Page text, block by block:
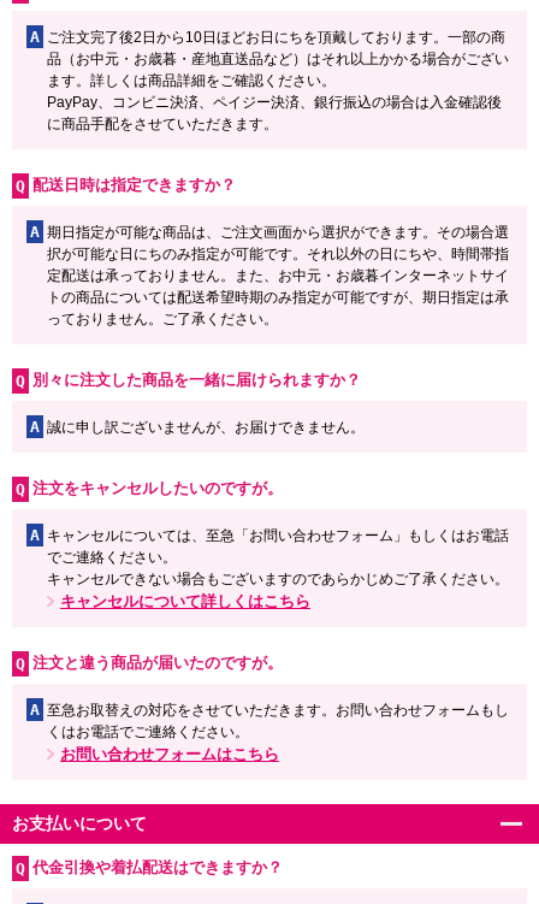
A ご注文完了後2日から10日ほどお日にちを頂戴しております。一部の商
品（お中元・お歳暮・産地直送品など）はそれ以上かかる場合がござい
ます。詳しくは商品詳細をご確認ください。
PayPay、コンビニ決済、ペイジー決済、銀行振込の場合は入金確認後
に商品手配をさせていただきます。
配送日時は指定できますか？
A 期日指定が可能な商品は、ご注文画面から選択ができます。その場合選
択が可能な日にちのみ指定が可能です。それ以外の日にちや、時間帯指
定配送は承っておりません。また、お中元・お歳暮インターネットサイ
トの商品については配送希望時期のみ指定が可能ですが、期日指定は承
っておりません。ご了承ください。
別々に注文した商品を一緒に届けられますか？
A 誠に申し訳ございませんが、お届けできません。
注文をキャンセルしたいのですが。
A キャンセルについては、至急「お問い合わせフォーム」もしくはお電話
でご連絡ください。
キャンセルできない場合もございますのであらかじめご了承ください。
キャンセルについて詳しくはこちら
注文と違う商品が届いたのですが。
A 至急お取替えの対応をさせていただきます。お問い合わせフォームもし
くはお電話でご連絡ください。
お問い合わせフォームはこちら
お支払いについて
代金引換や着払配送はできますか？